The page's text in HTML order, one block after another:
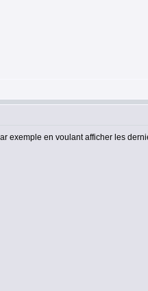
exemple en voulant afficher les